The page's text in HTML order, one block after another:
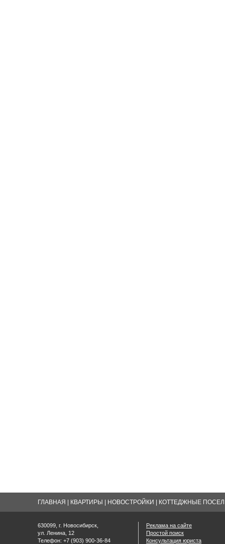
ГЛАВНАЯ КВАРТИРЫ НОВОСТРОЙКИ КОТТЕДЖНЫЕ
630099, г. Новосибирск,
ул. Ленина, 12
Телефон: +7 (903) 900-36-84
Реклама на сайте
Простой поиск
Консультация юриста